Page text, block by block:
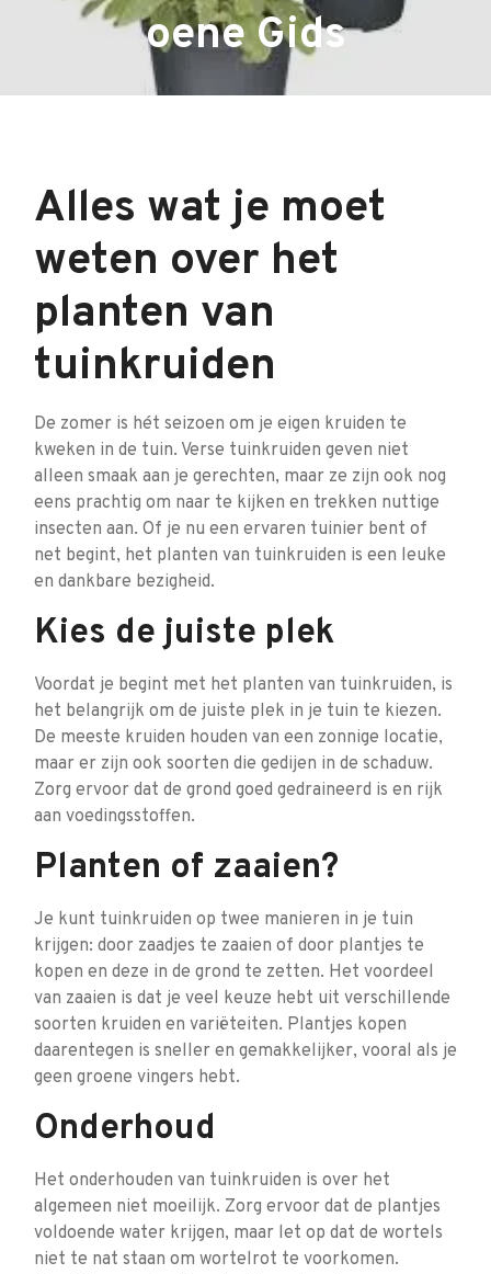
oene Gids
Alles wat je moet
weten over het
planten van
tuinkruiden
De zomer is hét seizoen om je eigen kruiden te
kweken in de tuin. Verse tuinkruiden geven niet
alleen smaak aan je gerechten, maar ze zijn ook nog
eens prachtig om naar te kijken en trekken nuttige
insecten aan. Of je nu een ervaren tuinier bent of
net begint, het planten van tuinkruiden is een leuke
en dankbare bezigheid.
Kies de juiste plek
Voordat je begint met het planten van tuinkruiden, is
het belangrijk om de juiste plek in je tuin te kiezen.
De meeste kruiden houden van een zonnige locatie,
maar er zijn ook soorten die gedijen in de schaduw.
Zorg ervoor dat de grond goed gedraineerd is en rijk
aan voedingsstoffen.
Planten of zaaien?
Je kunt tuinkruiden op twee manieren in je tuin
krijgen: door zaadjes te zaaien of door plantjes te
kopen en deze in de grond te zetten. Het voordeel
van zaaien is dat je veel keuze hebt uit verschillende
soorten kruiden en variëteiten. Plantjes kopen
daarentegen is sneller en gemakkelijker, vooral als je
geen groene vingers hebt.
Onderhoud
Het onderhouden van tuinkruiden is over het
algemeen niet moeilijk. Zorg ervoor dat de plantjes
voldoende water krijgen, maar let op dat de wortels
niet te nat staan om wortelrot te voorkomen.